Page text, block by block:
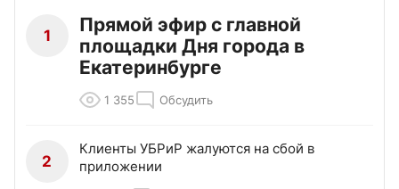
1
Прямой эфир с главной
площадки Дня города в
Екатеринбурге
1 355 Обсудить
2
Клиенты УБРиР жалуются на сбой в
приложении